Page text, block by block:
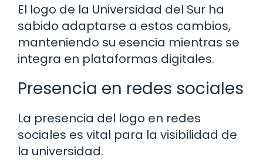
El logo de la Universidad del Sur ha
sabido adaptarse a estos cambios,
manteniendo su esencia mientras se
integra en plataformas digitales.
Presencia en redes sociales
La presencia del logo en redes
sociales es vital para la visibilidad de
la universidad.